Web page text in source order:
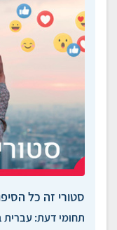
סטורי זה כל
תחומי דעת: עברית